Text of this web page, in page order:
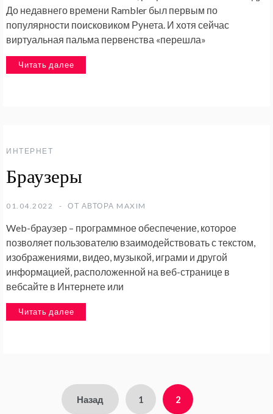
До недавнего времени Rambler был первым по
популярности поисковиком Рунета. И хотя сейчас
виртуальная пальма первенства «перешла»
Читать далее
ИНТЕРНЕТ
Браузеры
01.04.2022 ОТ АВТОРА MAXIM
Web-браузер – программное обеспечение, которое
позволяет пользователю взаимодействовать с текстом,
изображениями, видео, музыкой, играми и другой
информацией, расположенной на веб-странице в
вебсайте в Интернете или
Читать далее
Назад 1 2